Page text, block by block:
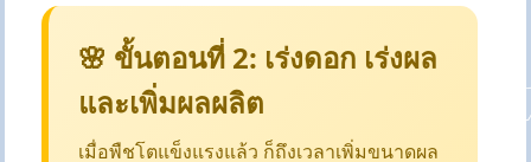
🌸 ขั้นตอนที่ 2: เร่งดอก เร่งผล
และเพิ่มผลผลิต
เมื่อพืชโตแข็งแรงแล้ว ก็ถึงเวลาเพิ่มขนาดผล